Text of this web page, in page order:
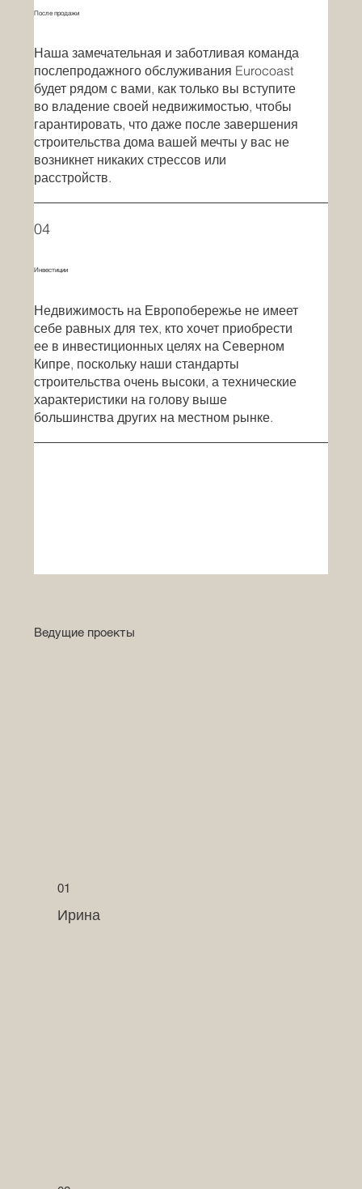
После продажи
Наша замечательная и заботливая команда
послепродажного обслуживания Eurocoast
будет рядом с вами, как только вы вступите
во владение своей недвижимостью, чтобы
гарантировать, что даже после завершения
строительства дома вашей мечты у вас не
возникнет никаких стрессов или
расстройств.
04
Инвестиции
Недвижимость на Европобережье не имеет
себе равных для тех, кто хочет приобрести
ее в инвестиционных целях на Северном
Кипре, поскольку наши стандарты
строительства очень высоки, а технические
характеристики на голову выше
большинства других на местном рынке.
Ведущие проекты
01
Ирина